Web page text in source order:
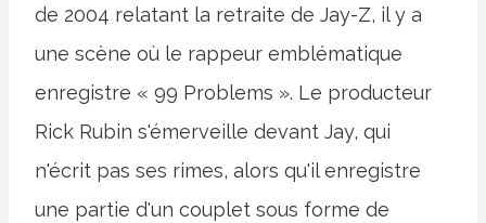
de 2004 relatant la retraite de Jay-Z, il y a
une scène où le rappeur emblématique
enregistre « 99 Problems ». Le producteur
Rick Rubin s'émerveille devant Jay, qui
n'écrit pas ses rimes, alors qu'il enregistre
une partie d'un couplet sous forme de